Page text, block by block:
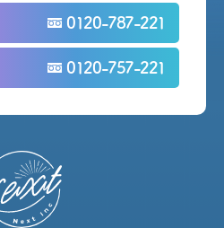
0120-787-221
0120-757-221